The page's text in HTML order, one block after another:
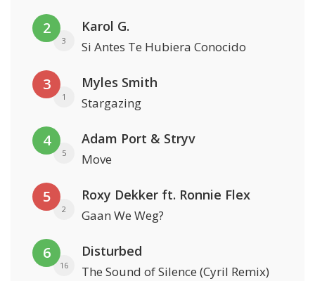
2
3
Karol G.
Si Antes Te Hubiera Conocido
3
1
Myles Smith
Stargazing
4
5
Adam Port & Stryv
Move
5
2
Roxy Dekker ft. Ronnie Flex
Gaan We Weg?
6
16
Disturbed
The Sound of Silence (Cyril Remix)